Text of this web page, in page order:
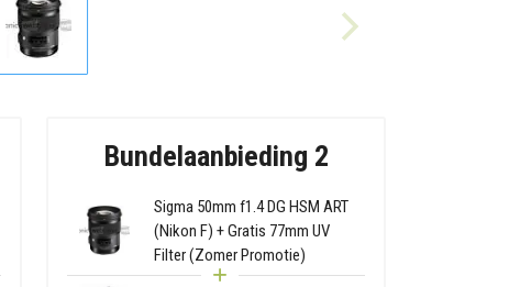
Bundelaanbieding 2
Sigma 50mm f1.4 DG HSM ART
(Nikon F) + Gratis 77mm UV
Filter (Zomer Promotie)